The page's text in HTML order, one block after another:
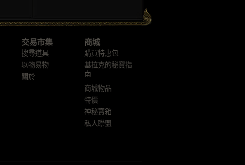
交易市集
搜尋道具
以物易物
關於
商城
購買特惠包
基拉克的秘寶指
南
商城物品
特價
神秘寶箱
私人聯盟